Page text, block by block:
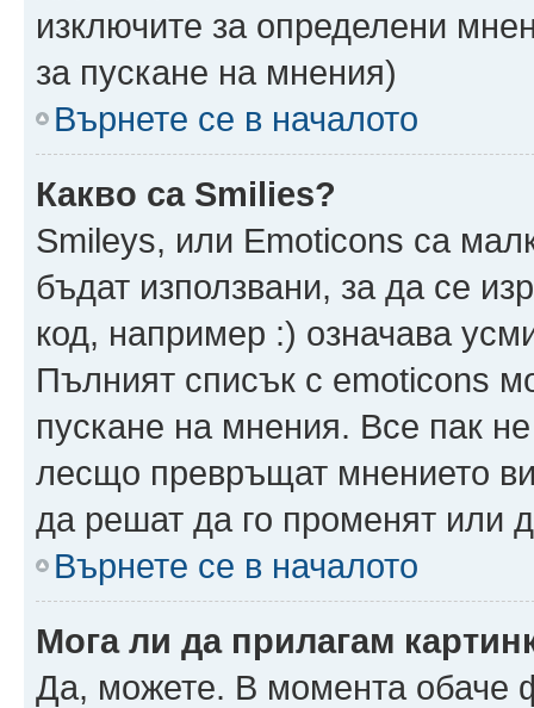
изключите за определени
за пускане на мнения)
Върнете се в началото
Какво са Smilies?
Smileys, или Emoticons са
бъдат използвани, за да се
код, например :) означава
Пълният списък с emoticons
пускане на мнения. Все пак
лесщо превръщат мнението
да решат да го променят или
Върнете се в началото
Мога ли да прилагам
Да, можете. В момента обаче